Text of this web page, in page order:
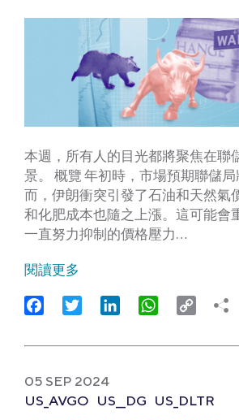
本週，所有人的目光都將聚焦在聯
景。 概覽 年初時，市場預期聯儲
而，伊朗衝突引發了石油和天然氣
和化肥成本也隨之上漲。這可能會
一直努力抑制的價格壓力…
閱讀更多
FacebookTwitter LinkedIn WhatsApp
Copy
05 SEP 2024
US_AVGO US__DG US_DLTR